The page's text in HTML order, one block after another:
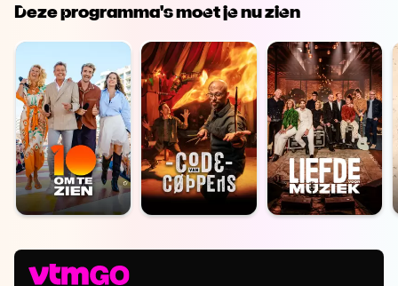
Deze programma's moet je nu zien